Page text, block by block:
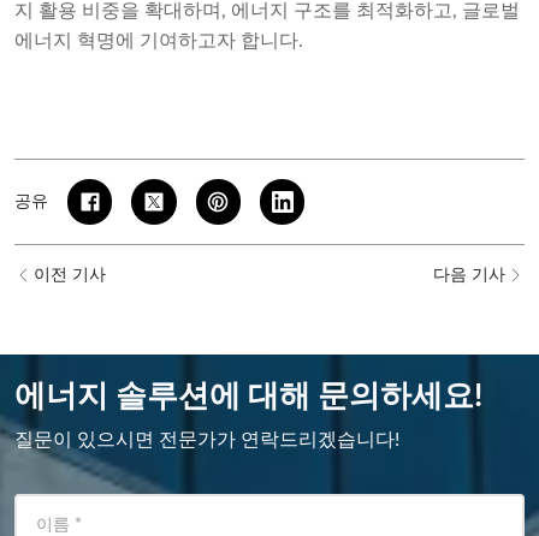
지 활용 비중을 확대하며, 에너지 구조를 최적화하고, 글로벌
에너지 혁명에 기여하고자 합니다.
공유
이전 기사 다음 기사
에너지 솔루션에 대해 문의하세요!
질문이 있으시면 전문가가 연락드리겠습니다!
이름 *